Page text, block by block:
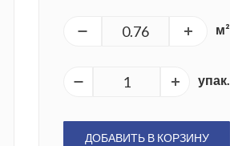
м²
упак.
ДОБАВИТЬ В КОРЗИНУ